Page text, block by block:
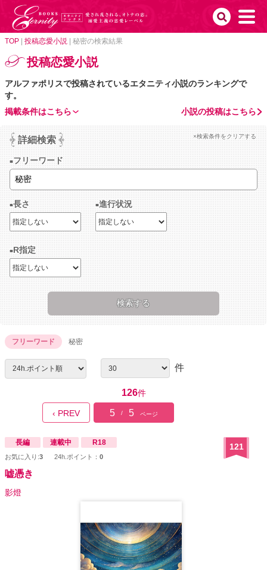
TOP 投稿恋愛小説 秘密の検索結果
投稿恋愛小説
アルファポリスで投稿されているエタニティ小説のランキングで
す。
小説の投稿はこちら
掲載条件はこちら
詳細検索 ×検索条件をクリアする
フリーワード
長さ 進行状況
R指定
フリーワード 秘密
件
126件
‹ PREV 5 / 5 ページ
長編 連載中 R18
お気に入り:3 24h.ポイント： 0
121
嘘憑き
影燈